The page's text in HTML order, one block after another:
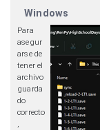
Windows
Para
asegur
arse de
tener el
archivo
guarda
do
correcto
,